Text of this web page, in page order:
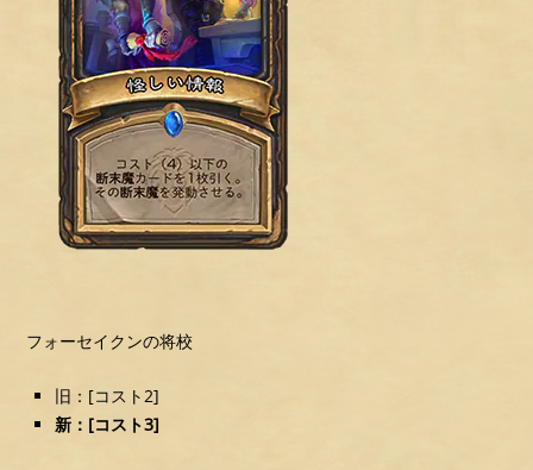
フォーセイクンの将校
旧：[コスト2]
新：[コスト3]